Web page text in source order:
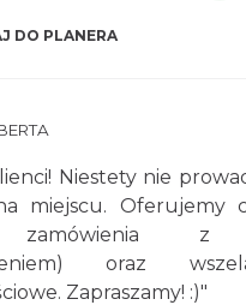
DO PLANERA
Niestety nie
miejscu. Oferujemy
zamówienia z
oraz
Zapraszamy! :)"